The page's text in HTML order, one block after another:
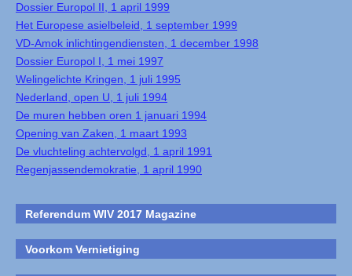
Dossier Europol II, 1 april 1999
Het Europese asielbeleid, 1 september 1999
VD-Amok inlichtingendiensten, 1 december 1998
Dossier Europol I, 1 mei 1997
Welingelichte Kringen, 1 juli 1995
Nederland, open U, 1 juli 1994
De muren hebben oren 1 januari 1994
Opening van Zaken, 1 maart 1993
De vluchteling achtervolgd, 1 april 1991
Regenjassendemokratie, 1 april 1990
Referendum WIV 2017 Magazine
Voorkom Vernietiging